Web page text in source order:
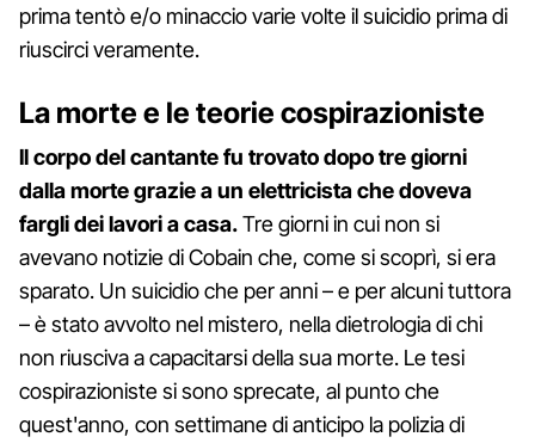
prima tentò e/o minaccio varie volte il suicidio prima di
riuscirci veramente.
La morte e le teorie cospirazioniste
Il corpo del cantante fu trovato dopo tre giorni
dalla morte grazie a un elettricista che doveva
fargli dei lavori a casa.Tre giorni in cui non si
avevano notizie di Cobain che, come si scoprì, si era
sparato. Un suicidio che per anni – e per alcuni tuttora
– è stato avvolto nel mistero, nella dietrologia di chi
non riusciva a capacitarsi della sua morte. Le tesi
cospirazioniste si sono sprecate, al punto che
quest'anno, con settimane di anticipo la polizia di